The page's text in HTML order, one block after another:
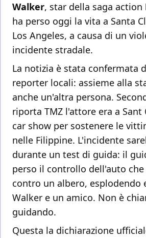
Walker, star della saga action
ha perso oggi la vita a Santa
Los Angeles, a causa di un
incidente stradale.
La notizia è stata confermata
reporter locali: assieme alla
anche un'altra persona.
riporta TMZ l'attore era a Sant
car show per sostenere le
nelle Filippine. L'incidente
durante un test di guida: il
perso il controllo dell'auto
contro un albero, esplodendo
Walker e un amico. Non è
guidando.
Questa la dichiarazione